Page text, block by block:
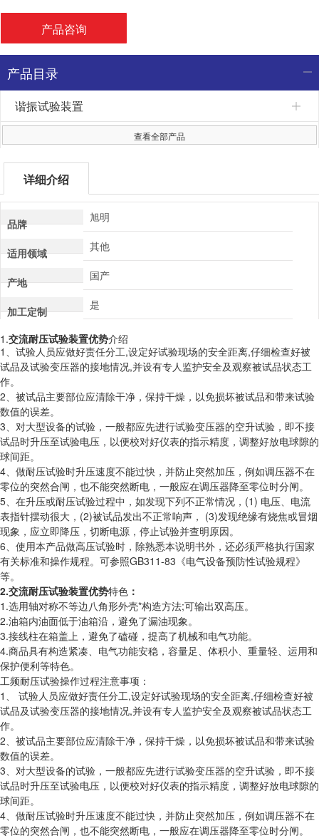
产品咨询
产品目录
谐振试验装置
查看全部产品
详细介绍
品牌 旭明
适用领域 其他
产地 国产
加工定制 是
1.交流耐压试验装置优势介绍
1、试验人员应做好责任分工,设定好试验现场的安全距离,仔细检查好被
试品及试验变压器的接地情况,并设有专人监护安全及观察被试品状态工
作。
2、被试品主要部位应清除干净，保持干燥，以免损坏被试品和带来试验
数值的误差。
3、对大型设备的试验，一般都应先进行试验变压器的空升试验，即不接
试品时升压至试验电压，以便校对好仪表的指示精度，调整好放电球隙的
球间距。
4、做耐压试验时升压速度不能过快，并防止突然加压，例如调压器不在
零位的突然合闸，也不能突然断电，一般应在调压器降至零位时分闸。
5、在升压或耐压试验过程中，如发现下列不正常情况，(1) 电压、电流
表指针摆动很大，(2)被试品发出不正常响声， (3)发现绝缘有烧焦或冒烟
现象，应立即降压，切断电源，停止试验并查明原因。
6、使用本产品做高压试验时，除熟悉本说明书外，还必须严格执行国家
有关标准和操作规程。可参照GB311-83《电气设备预防性试验规程》
等。
2.交流耐压试验装置优势特色 ：
1.选用轴对称不等边八角形外壳*构造方法;可输出双高压。
2.油箱内油面低于油箱沿，避免了漏油现象。
3.接线柱在箱盖上，避免了磕碰，提高了机械和电气功能。
4.商品具有构造紧凑、电气功能安稳，容量足、体积小、重量轻、运用和
保护便利等特色。
工频耐压试验操作过程注意事项：
1、 试验人员应做好责任分工,设定好试验现场的安全距离,仔细检查好被
试品及试验变压器的接地情况,并设有专人监护安全及观察被试品状态工
作。
2、被试品主要部位应清除干净，保持干燥，以免损坏被试品和带来试验
数值的误差。
3、对大型设备的试验，一般都应先进行试验变压器的空升试验，即不接
试品时升压至试验电压，以便校对好仪表的指示精度，调整好放电球隙的
球间距。
4、做耐压试验时升压速度不能过快，并防止突然加压，例如调压器不在
零位的突然合闸，也不能突然断电，一般应在调压器降至零位时分闸。